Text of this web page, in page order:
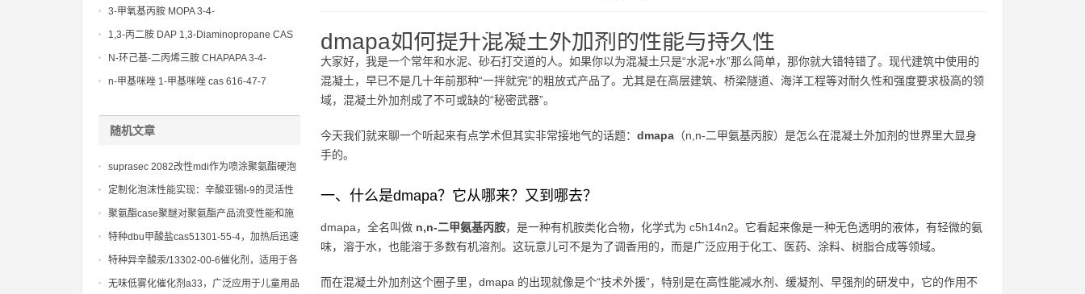
dmapa如何提升混凝土外加剂的性能与持久性
大家好，我是一个常年和水泥、砂石打交道的人。如果你以为混凝土只是“水泥+水”那么简单，那你就大错特错了。现代建筑中使用的
混凝土，早已不是几十年前那种“一拌就完”的粗放式产品了。尤其是在高层建筑、桥梁隧道、海洋工程等对耐久性和强度要求极高的领
域，混凝土外加剂成了不可或缺的“秘密武器”。
今天我们就来聊一个听起来有点学术但其实非常接地气的话题： dmapa （n,n-二甲氨基丙胺）是怎么在混凝土外加剂的世界里大显身
手的。
一、什么是dmapa？它从哪来？又到哪去？
dmapa，全名叫做 n,n-二甲氨基丙胺，是一种有机胺类化合物，化学式为 c5h14n2。它看起来像是一种无色透明的液体，有轻微的氨
味，溶于水，也能溶于多数有机溶剂。这玩意儿可不是为了调香用的，而是广泛应用于化工、医药、涂料、树脂合成等领域。
而在混凝土外加剂这个圈子里，dmapa 的出现就像是个“技术外援”，特别是在高性能减水剂、缓凝剂、早强剂的研发中，它的作用不
diamine CAS No10563-29-8
(Diethylamino)propylamine CAS No 104-
3-甲氧基丙胺 MOPA 3-4-
Methoxypropylamine CAS No 5332-73-0
1,3-丙二胺 DAP 1,3-Diaminopropane CAS
No 109-76-2
N-环己基-二丙烯三胺 CHAPAPA 3-4-
Methoxypropylamine CAS No:5332-73-0
n-甲基咪唑 1-甲基咪唑 cas 616-47-7
随机文章
suprasec 2082改性mdi作为喷涂聚氨酯硬泡
的基材，保障施工效率与产品质量
定制化泡沫性能实现：辛酸亚锡t-9的灵活性
分析
聚氨酯case聚醚对聚氨酯产品流变性能和施
工性能的影响
特种dbu甲酸盐cas51301-55-4，加热后迅速
固化，大幅提高生产效率，是高品质热固化
产品的关键
特种异辛酸汞/13302-00-6催化剂，适用于各
类高密度和高回弹聚氨酯制品
无味低雾化催化剂a33，广泛应用于儿童用品